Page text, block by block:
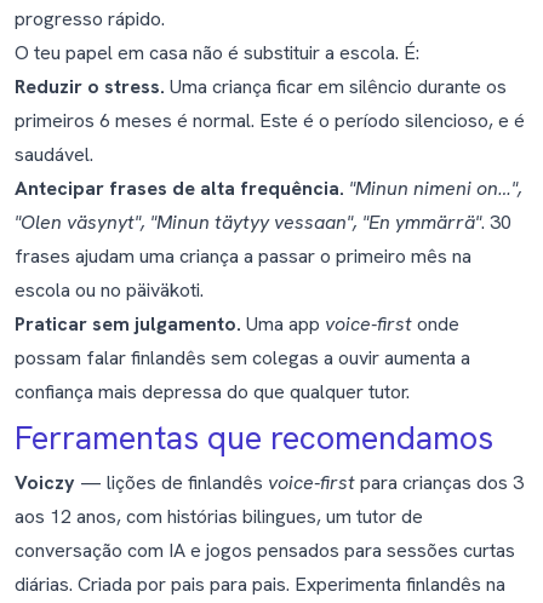
progresso rápido.
O teu papel em casa não é substituir a escola. É:
Reduzir o stress. Uma criança ficar em silêncio durante os
primeiros 6 meses é normal. Este é o período silencioso, e é
saudável.
Antecipar frases de alta frequência. "Minun nimeni on…",
"Olen väsynyt", "Minun täytyy vessaan", "En ymmärrä". 30
frases ajudam uma criança a passar o primeiro mês na
escola ou no päiväkoti.
Praticar sem julgamento. Uma app voice-firstonde
possam falar finlandês sem colegas a ouvir aumenta a
confiança mais depressa do que qualquer tutor.
Ferramentas que recomendamos
Voiczy — lições de finlandês voice-firstpara crianças dos 3
aos 12 anos, com histórias bilingues, um tutor de
conversação com IA e jogos pensados para sessões curtas
diárias. Criada por pais para pais. Experimenta finlandês na